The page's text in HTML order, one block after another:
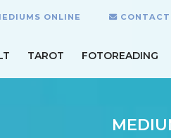
ONLINE CONTACT
TAROT FOTOREADING